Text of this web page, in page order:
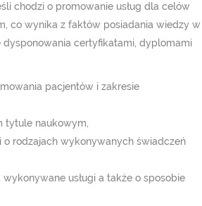
chodzi o promowanie usług dla celów
co wynika z faktów posiadania wiedzy w
certyfikatami, dyplomami
pacjentów i zakresie
tytule naukowym,
rodzajach wykonywanych świadczeń
usługi a także o sposobie